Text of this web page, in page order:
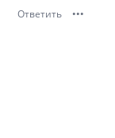
Ответить •••